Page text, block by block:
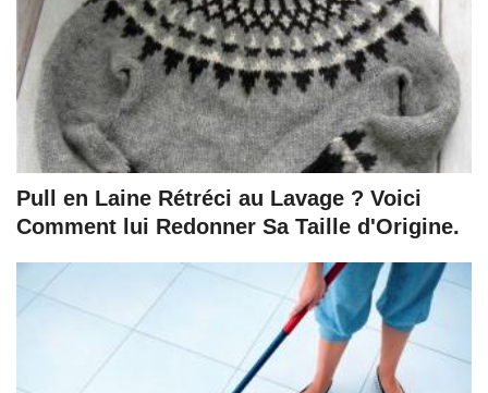
Pull en Laine Rétréci au Lavage ? Voici
Comment lui Redonner Sa Taille d'Origine.